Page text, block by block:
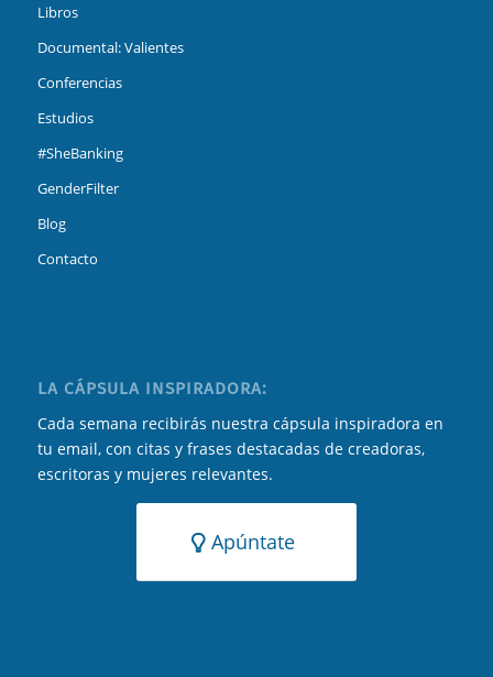
Libros
Documental: Valientes
Conferencias
Estudios
#SheBanking
GenderFilter
Blog
Contacto
LA CÁPSULA INSPIRADORA:
Cada semana recibirás nuestra cápsula inspiradora en
tu email, con citas y frases destacadas de creadoras,
escritoras y mujeres relevantes.
Apúntate